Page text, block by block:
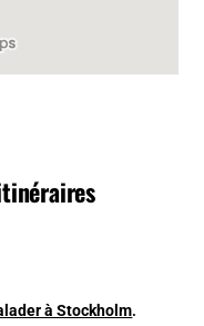
à Stockholm.